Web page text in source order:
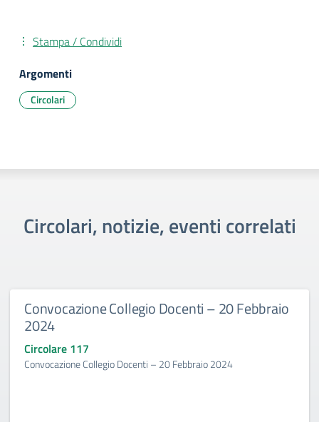
Stampa / Condividi
Argomenti
Circolari
Circolari, notizie, eventi correlati
Convocazione Collegio Docenti – 20 Febbraio
2024
Circolare 117
Convocazione Collegio Docenti – 20 Febbraio 2024